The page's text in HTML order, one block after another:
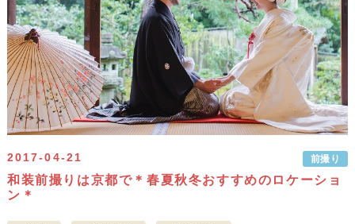
2017-04-21 前撮り
和装前撮りは京都で＊春夏秋冬おすすめのロケーショ
ン＊